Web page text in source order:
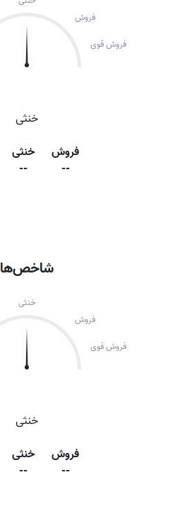
فروش
فروش قوی
خنثی
فروش
--
خنثی
--
شاخص‌ها
خنثی
فروش
فروش قوی
خنثی
فروش
--
خنثی
--